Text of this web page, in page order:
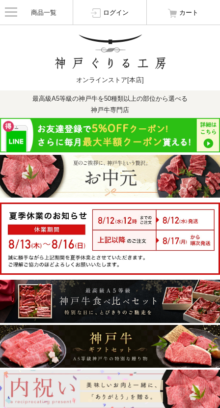
商品一覧 ログイン カート
オンラインストア[本店]
最高級A5等級の神戸牛を50種類以上の部位から選べる
神戸牛専門店